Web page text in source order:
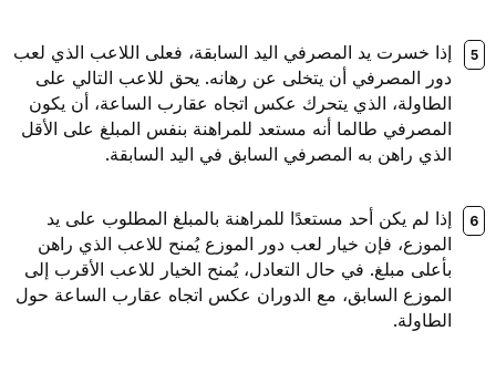
إذا خسرت يد المصرفي اليد السابقة، فعلى اللاعب الذي لعب
دور المصرفي أن يتخلى عن رهانه. يحق للاعب التالي على
الطاولة، الذي يتحرك عكس اتجاه عقارب الساعة، أن يكون
المصرفي طالما أنه مستعد للمراهنة بنفس المبلغ على الأقل
الذي راهن به المصرفي السابق في اليد السابقة.
إذا لم يكن أحد مستعدًا للمراهنة بالمبلغ المطلوب على يد
الموزع، فإن خيار لعب دور الموزع يُمنح للاعب الذي راهن
بأعلى مبلغ. في حال التعادل، يُمنح الخيار للاعب الأقرب إلى
الموزع السابق، مع الدوران عكس اتجاه عقارب الساعة حول
الطاولة.